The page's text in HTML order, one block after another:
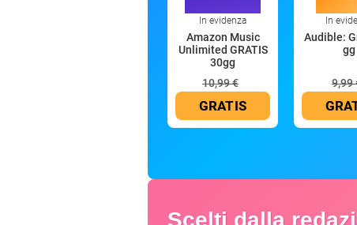
In evidenza
Amazon Music
Unlimited GRATIS
30gg
10,99 €
GRATIS
In
Audible:
gg
9,99
Scelti dalla